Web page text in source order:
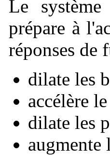
Le
prépare à
réponses de
dilate les
accélère
dilate les
augmente